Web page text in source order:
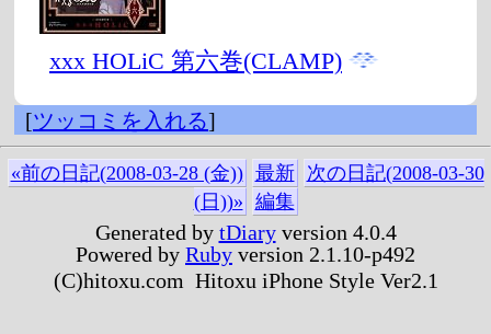
xxx HOLiC 第六巻(CLAMP)
[ツッコミを入れる]
«前の日記(2008-03-28 (金)) 最新
次の日記(2008-03-30
(日))» 編集
Generated by tDiaryversion 4.0.4
Powered by Ruby version 2.1.10-p492